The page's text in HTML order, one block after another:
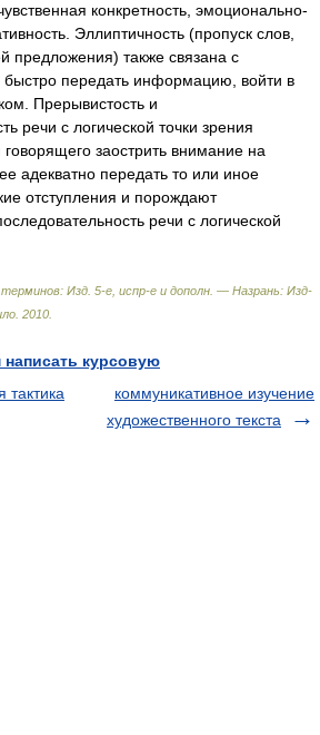
конкретность, эмоционально-
Эллиптичность (пропуск слов,
предложения) также связана с
передать информацию, войти в
Прерывистость и
речи с логической точки зрения
заострить внимание на
адекватно передать то или иное
отступления и порождают
речи с логической
Изд. 5-е, испр-е и дополн. — Назрань: Изд-
2010
курсовую
тактика
коммуникативное изучение
художественного текста